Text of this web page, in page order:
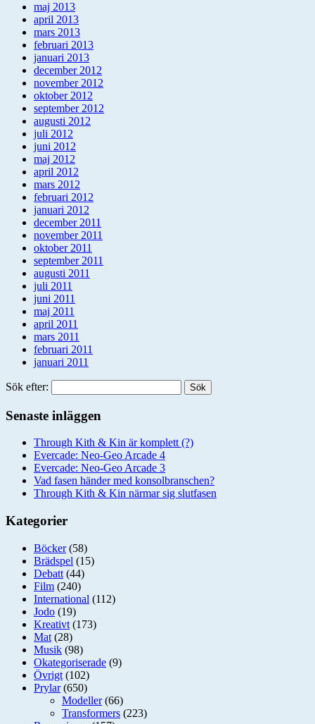
maj 2013
april 2013
mars 2013
februari 2013
januari 2013
december 2012
november 2012
oktober 2012
september 2012
augusti 2012
juli 2012
juni 2012
maj 2012
april 2012
mars 2012
februari 2012
januari 2012
december 2011
november 2011
oktober 2011
september 2011
augusti 2011
juli 2011
juni 2011
maj 2011
april 2011
mars 2011
februari 2011
januari 2011
Sök efter:
Senaste inläggen
Through Kith & Kin är komplett (?)
Evercade: Neo-Geo Arcade 4
Evercade: Neo-Geo Arcade 3
Vad fasen händer med konsolbranschen?
Through Kith & Kin närmar sig slutfasen
Kategorier
Böcker(58)
Brädspel (15)
Debatt (44)
Film (240)
International (112)
Jodo (19)
Kreativt (173)
Mat (28)
Musik (98)
Okategoriserade (9)
Övrigt (102)
Prylar(650)
Modeller(66)
Transformers (223)